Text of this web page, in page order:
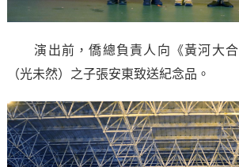
演出前，僑總負責人向《黃河大合
（光未然）之子張安東致送紀念品。